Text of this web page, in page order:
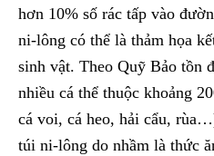
hơn 10% số rác tấp vào
ni-lông có thể là thảm họa
sinh vật. Theo Quỹ Bảo tồn
nhiều cá thể thuộc khoảng
cá voi, cá heo, hải cẩu,
túi ni-lông do nhầm là thức